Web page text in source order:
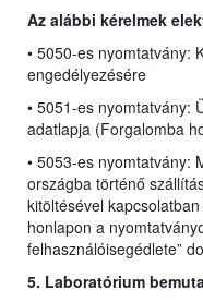
Az alábbi kérelmek
• 5050-es nyomtatvány:
engedélyezésére
• 5051-es nyomtatvány:
adatlapja (Forgalomba
• 5053-es nyomtatvány:
országba történő
kitöltésével
honlapon a
felhasználóisegédlete”
5. Laboratórium